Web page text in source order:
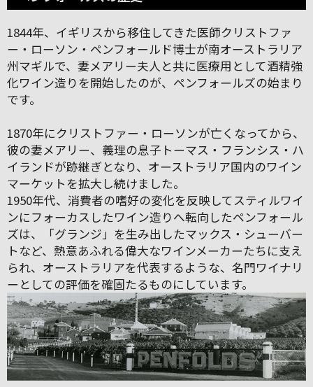
1844年、イギリスから移住してきた医師クリストファ
ー・ローソン・ペンフォールド博士が南オーストラリア
州マギルで、妻メアリー夫人と共に医療用として酒精強
化ワイン造りを開始したのが、ペンフォールズの始まり
です。
1870年にクリストファー・ローソンが亡くなってから、
彼の妻メアリー、義理の息子トーマス・フランシス・ハ
イランドが跡継ぎとなり、オーストラリア国内のワイン
マーケットを拡大し続けました。
1950年代、消費者の嗜好の変化を反映してスティルワイ
ンにフォーカスしたワイン造りへ転向したペンフォール
ズは、「グランジ」を生み出したマックス・シューバー
トなど、熱意あふれる偉大なワインメーカーたちに支え
られ、オーストラリアを代表するような、名門ワイナリ
ーとしての評価を確固たるものにしています。